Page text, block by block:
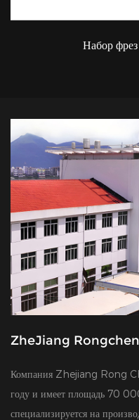
Набор
ZheJiang
Компания Zhejiang Rong
году и имеет площадь 70
специализируется на